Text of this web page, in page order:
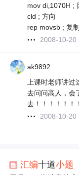
mov di,1070H ;
cld ; 方向
rep movsb ; 复制
2008-10-20
ak9892
上课时老师讲过
去问问高人，会
去！！！！！！
2008-10-20
汇编十道小题